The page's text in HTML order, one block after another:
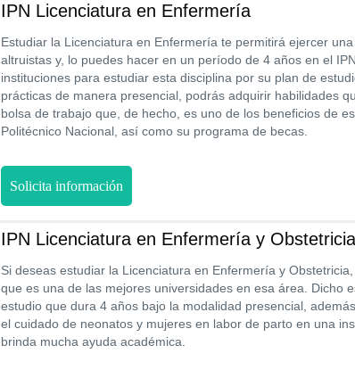
IPN Licenciatura en Enfermería
Estudiar la Licenciatura en Enfermería te permitirá ejercer
altruistas y, lo puedes hacer en un período de 4 años en el
instituciones para estudiar esta disciplina por su plan de
prácticas de manera presencial, podrás adquirir habilidades
bolsa de trabajo que, de hecho, es uno de los beneficios de
Politécnico Nacional, así como su programa de becas.
Solicita información
IPN Licenciatura en Enfermería y Obstetricia
Si deseas estudiar la Licenciatura en Enfermería y
que es una de las mejores universidades en esa área. Dicho
estudio que dura 4 años bajo la modalidad presencial,
el cuidado de neonatos y mujeres en labor de parto en una
brinda mucha ayuda académica.